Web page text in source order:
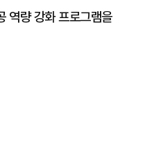
역량 강화 프로그램을